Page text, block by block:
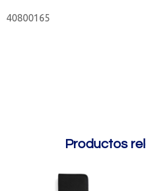
40800165
Productos